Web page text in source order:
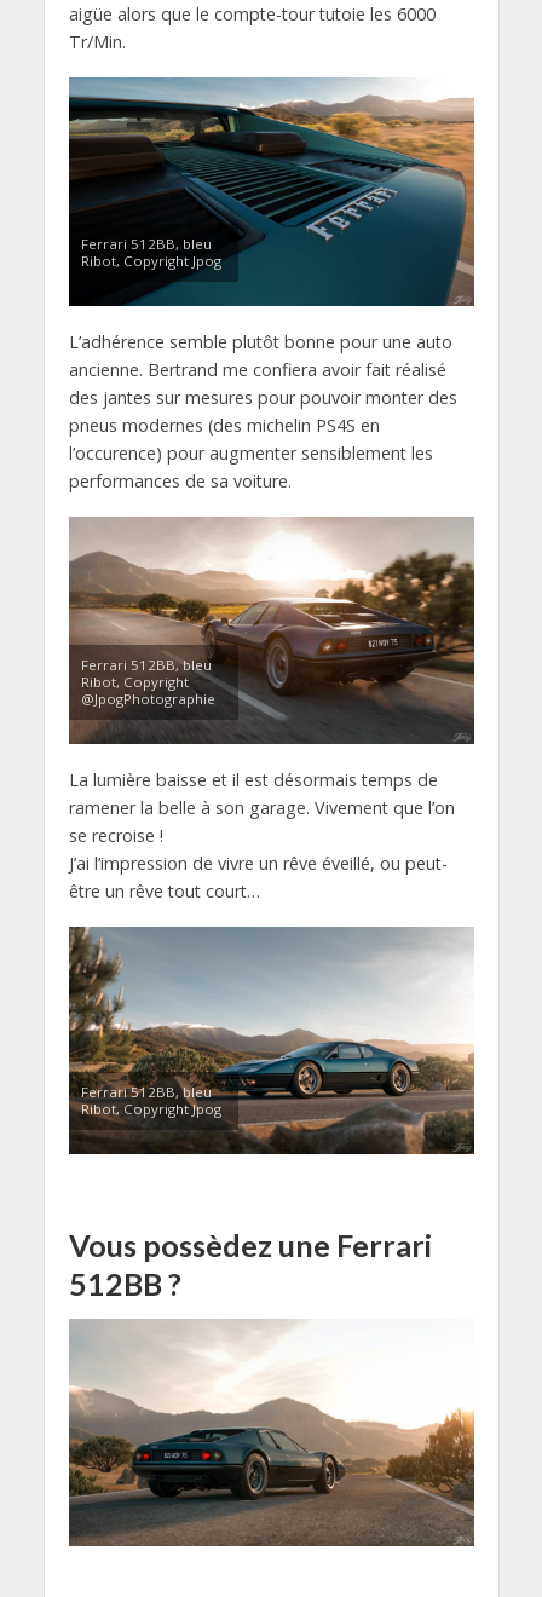
aigüe alors que le compte-tour tutoie les 6000
Tr/Min.
Ferrari 512BB, bleu
Ribot, Copyright Jpog
L’adhérence semble plutôt bonne pour une auto
ancienne. Bertrand me confiera avoir fait réalisé
des jantes sur mesures pour pouvoir monter des
pneus modernes (des michelin PS4S en
l’occurence) pour augmenter sensiblement les
performances de sa voiture.
Ferrari 512BB, bleu
Ribot, Copyright
@JpogPhotographie
La lumière baisse et il est désormais temps de
ramener la belle à son garage. Vivement que l’on
se recroise !
J’ai l’impression de vivre un rêve éveillé, ou peut-
être un rêve tout court…
Ferrari 512BB, bleu
Ribot, Copyright Jpog
Vous possèdez une Ferrari
512BB ?